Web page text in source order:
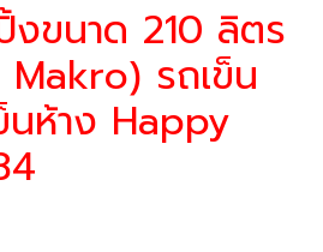
งขนาด 210 ลิตร
Makro) รถเข็น
นห้าง Happy